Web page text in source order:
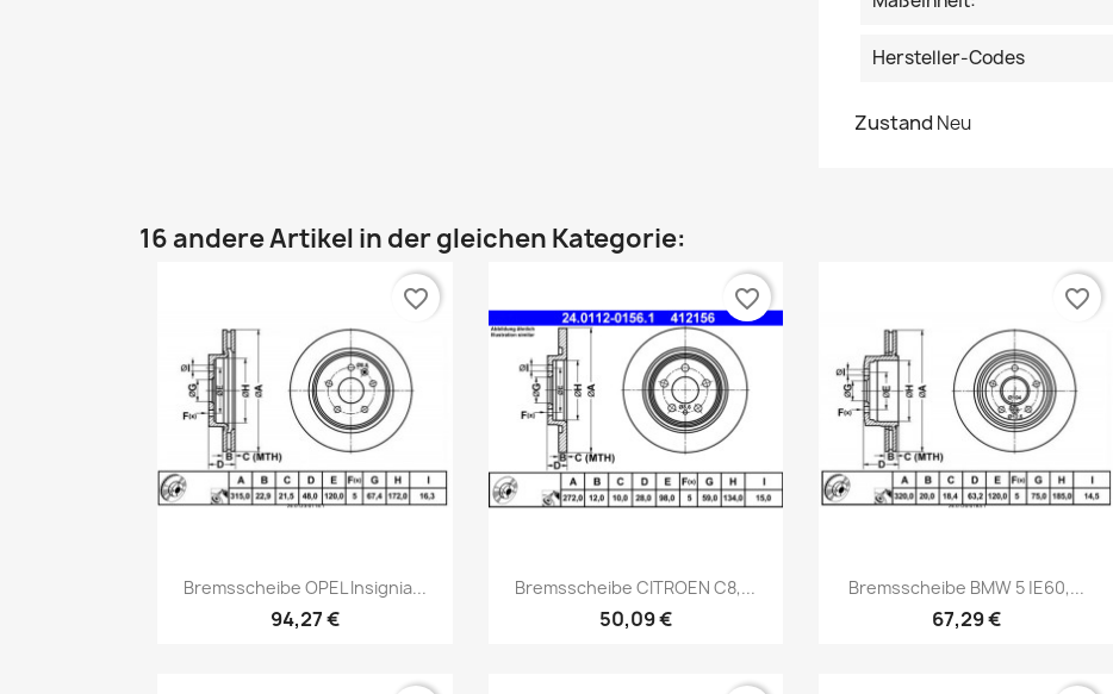
Hersteller-Codes
Zustand Neu
16 andere Artikel in der gleichen Kategorie:
Vorschau
Bremsscheibe OPEL Insignia...
94,27 €
favorite_border
Vorschau
Bremsscheibe CITROEN C8,...
50,09 €
favorite_border
Vorschau
Bremsscheibe BMW 5 |E60,...
67,29 €
favorite_border